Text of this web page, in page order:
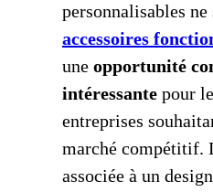
personnalisables ne
accessoires
une opportunité
intéressante pour
entreprises
marché compétitif.
associée à un